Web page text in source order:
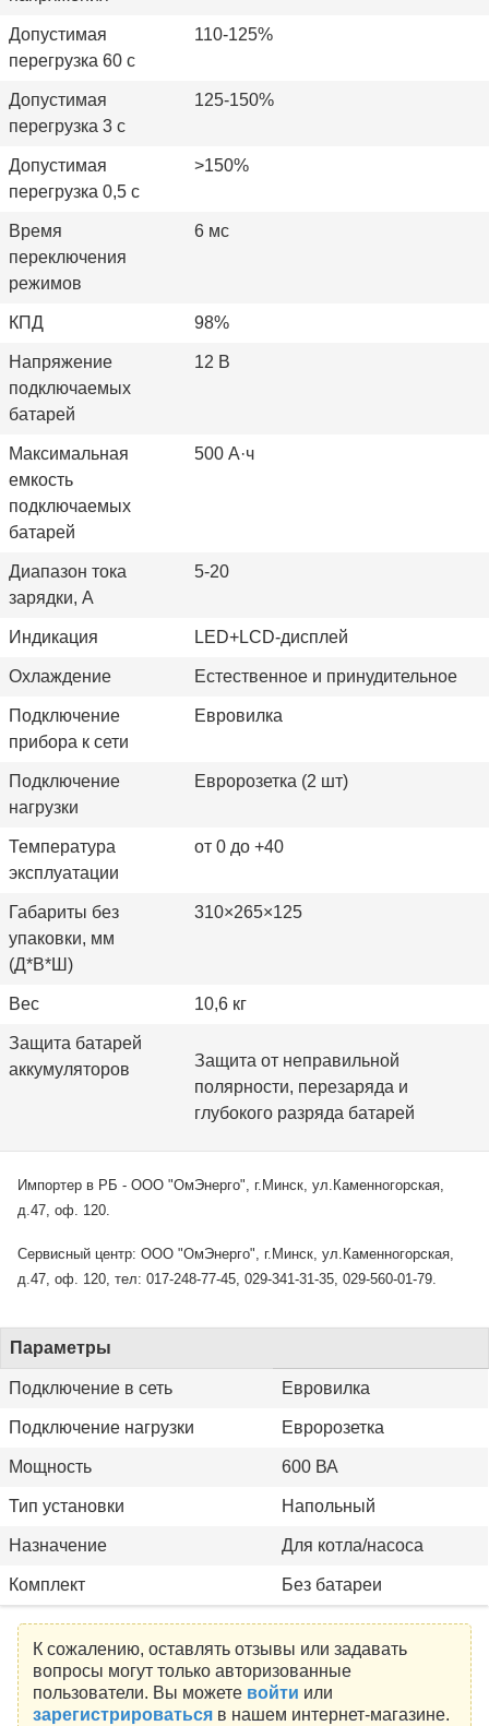
Допустимая
перегрузка 60 с
110-125%
Допустимая
перегрузка 3 с
125-150%
Допустимая
перегрузка 0,5 с
>150%
Время
переключения
режимов
6 мс
КПД 98%
Напряжение
подключаемых
батарей
12 В
Максимальная
емкость
подключаемых
батарей
500 А·ч
Диапазон тока
зарядки, А
5-20
Индикация LED+LCD-дисплей
Охлаждение Естественное и принудительное
Подключение
прибора к сети
Евровилка
Подключение
нагрузки
Евророзетка (2 шт)
Температура
эксплуатации
от 0 до +40
Габариты без
упаковки, мм
(Д*В*Ш)
310×265×125
Вес 10,6 кг
Защита батарей
аккумуляторов
Защита от неправильной
полярности, перезаряда и
глубокого разряда батарей
Импортер в РБ - ООО "ОмЭнерго", г.Минск, ул.Каменногорская,
д.47, оф. 120.
Сервисный центр: ООО "ОмЭнерго", г.Минск, ул.Каменногорская,
д.47, оф. 120, тел: 017-248-77-45, 029-341-31-35, 029-560-01-79.
Параметры
Подключение в сеть Евровилка
Подключение нагрузки Евророзетка
Мощность 600 ВА
Тип установки Напольный
Назначение Для котла/насоса
Комплект Без батареи
К сожалению, оставлять отзывы или задавать
вопросы могут только авторизованные
пользователи. Вы можете войти или
зарегистрироватьсяв нашем интернет-магазине.